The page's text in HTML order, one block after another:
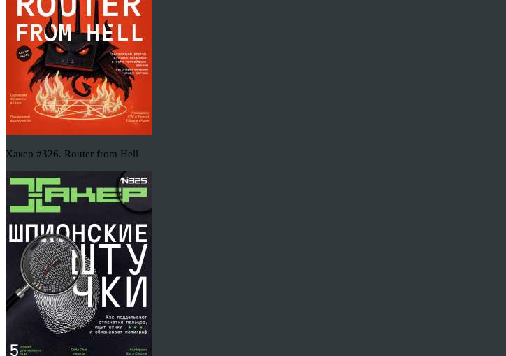
Хакер #326. Router from Hell